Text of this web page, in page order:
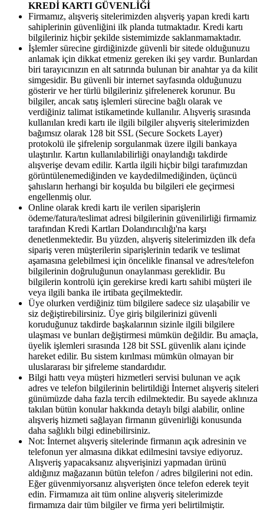
KREDİ KARTI GÜVENLİĞİ
Firmamız, alışveriş sitelerimizden alışveriş yapan kredi kartı
sahiplerinin güvenliğini ilk planda tutmaktadır. Kredi kartı
bilgileriniz hiçbir şekilde sistemimizde saklanmamaktadır.
İşlemler sürecine girdiğinizde güvenli bir sitede olduğunuzu
anlamak için dikkat etmeniz gereken iki şey vardır. Bunlardan
biri tarayıcınızın en alt satırında bulunan bir anahtar ya da kilit
simgesidir. Bu güvenli bir internet sayfasında olduğunuzu
gösterir ve her türlü bilgileriniz şifrelenerek korunur. Bu
bilgiler, ancak satış işlemleri sürecine bağlı olarak ve
verdiğiniz talimat istikametinde kullanılır. Alışveriş sırasında
kullanılan kredi kartı ile ilgili bilgiler alışveriş sitelerimizden
bağımsız olarak 128 bit SSL (Secure Sockets Layer)
protokolü ile şifrelenip sorgulanmak üzere ilgili bankaya
ulaştırılır. Kartın kullanılabilirliği onaylandığı takdirde
alışverişe devam edilir. Kartla ilgili hiçbir bilgi tarafımızdan
görüntülenemediğinden ve kaydedilmediğinden, üçüncü
şahısların herhangi bir koşulda bu bilgileri ele geçirmesi
engellenmiş olur.
Online olarak kredi kartı ile verilen siparişlerin
ödeme/fatura/teslimat adresi bilgilerinin güvenilirliği firmamiz
tarafından Kredi Kartları Dolandırıcılığı'na karşı
denetlenmektedir. Bu yüzden, alışveriş sitelerimizden ilk defa
sipariş veren müşterilerin siparişlerinin tedarik ve teslimat
aşamasına gelebilmesi için öncelikle finansal ve adres/telefon
bilgilerinin doğruluğunun onaylanması gereklidir. Bu
bilgilerin kontrolü için gerekirse kredi kartı sahibi müşteri ile
veya ilgili banka ile irtibata geçilmektedir.
Üye olurken verdiğiniz tüm bilgilere sadece siz ulaşabilir ve
siz değiştirebilirsiniz. Üye giriş bilgilerinizi güvenli
koruduğunuz takdirde başkalarının sizinle ilgili bilgilere
ulaşması ve bunları değiştirmesi mümkün değildir. Bu amaçla,
üyelik işlemleri sırasında 128 bit SSL güvenlik alanı içinde
hareket edilir. Bu sistem kırılması mümkün olmayan bir
uluslararası bir şifreleme standardıdır.
Bilgi hattı veya müşteri hizmetleri servisi bulunan ve açık
adres ve telefon bilgilerinin belirtildiği İnternet alışveriş siteleri
günümüzde daha fazla tercih edilmektedir. Bu sayede aklınıza
takılan bütün konular hakkında detaylı bilgi alabilir, online
alışveriş hizmeti sağlayan firmanın güvenirliği konusunda
daha sağlıklı bilgi edinebilirsiniz.
Not: İnternet alışveriş sitelerinde firmanın açık adresinin ve
telefonun yer almasına dikkat edilmesini tavsiye ediyoruz.
Alışveriş yapacaksanız alışverişinizi yapmadan ürünü
aldığınız mağazanın bütün telefon / adres bilgilerini not edin.
Eğer güvenmiyorsanız alışverişten önce telefon ederek teyit
edin. Firmamıza ait tüm online alışveriş sitelerimizde
firmamıza dair tüm bilgiler ve firma yeri belirtilmiştir.